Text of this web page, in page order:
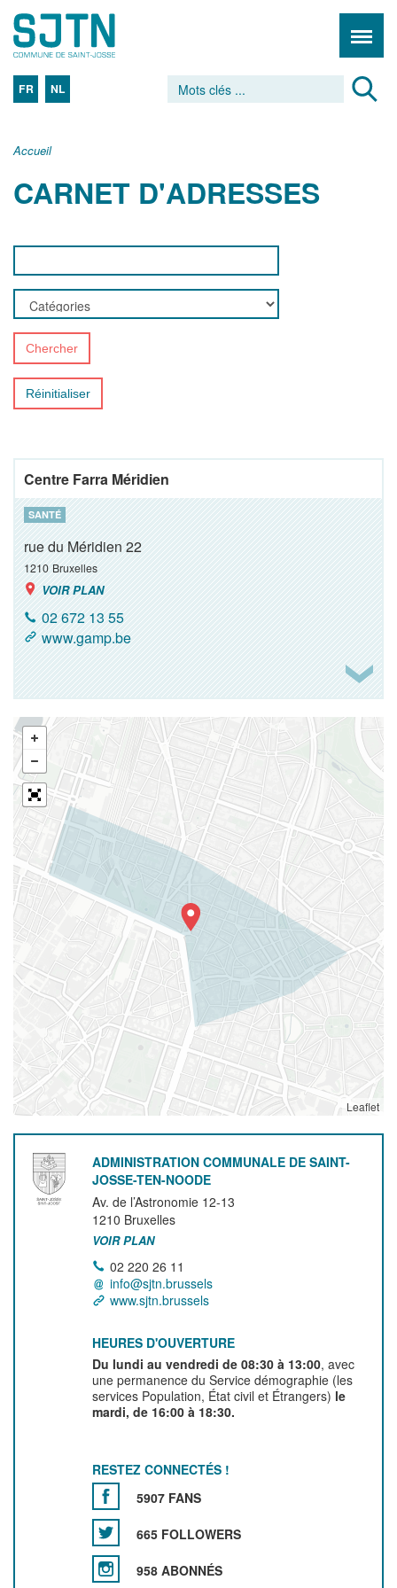
FR NL
Accueil
CARNET D'ADRESSES
Chercher
Réinitialiser
Centre Farra Méridien
SANTÉ
rue du Méridien 22
1210 Bruxelles
VOIR PLAN
02 672 13 55
www.gamp.be
Leaflet
ADMINISTRATION COMMUNALE DE SAINT-
JOSSE-TEN-NOODE
Av. de l’Astronomie 12-13
1210 Bruxelles
VOIR PLAN
02 220 26 11
info@sjtn.brussels
www.sjtn.brussels
HEURES D'OUVERTURE
Du lundi au vendredi de 08:30 à 13:00, avec
une permanence du Service démographie (les
services Population, État civil et Étrangers) le
mardi, de 16:00 à 18:30.
RESTEZ CONNECTÉS !
5907 FANS
665 FOLLOWERS
958 ABONNÉS